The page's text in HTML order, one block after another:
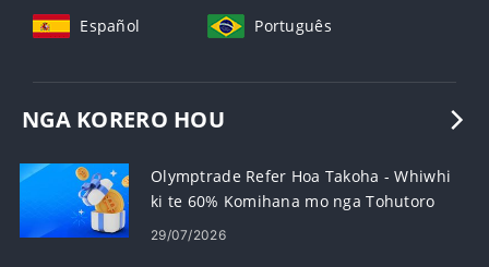
Español Português
NGA KORERO HOU
Olymptrade Refer Hoa Takoha - Whiwhi
ki te 60% Komihana mo nga Tohutoro
29/07/2026